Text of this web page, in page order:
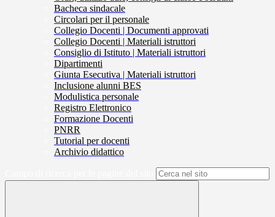
Bacheca sindacale
Circolari per il personale
Collegio Docenti | Documenti approvati
Collegio Docenti | Materiali istruttori
Consiglio di Istituto | Materiali istruttori
Dipartimenti
Giunta Esecutiva | Materiali istruttori
Inclusione alunni BES
Modulistica personale
Registro Elettronico
Formazione Docenti
PNRR
Tutorial per docenti
Archivio didattico